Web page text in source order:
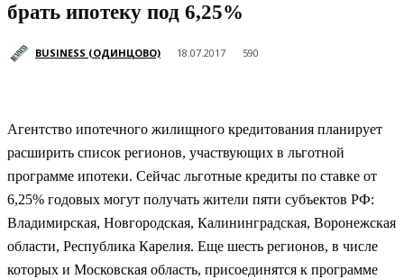
брать ипотеку под 6,25%
BUSINESS (ОДИНЦОВО) 18.07.2017 590
Агентство ипотечного жилищного кредитования планирует
расширить список регионов, участвующих в льготной
программе ипотеки. Сейчас льготные кредиты по ставке от
6,25% годовых могут получать жители пяти субъектов РФ:
Владимирская, Новгородская, Калининградская, Воронежская
области, Республика Карелия. Еще шесть регионов, в числе
которых и Московская область, присоединятся к программе